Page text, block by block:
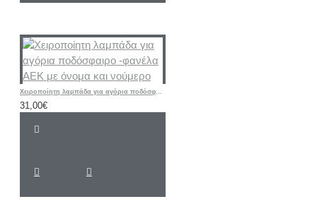
Χειροποίητη λαμπάδα για αγόρια ποδόσφαιρο -φανέλα ΑΕΚ με όνομα και νούμερο
31,00€